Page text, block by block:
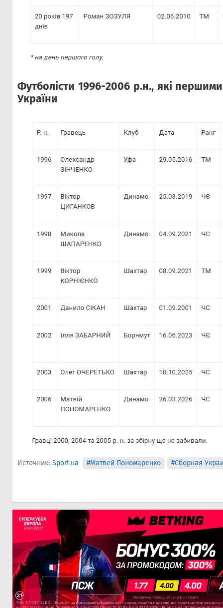
Футболісти 1996-2006 р.н., які
України
Источник: Sport.ua #Матвей Пономаренко #Сборная